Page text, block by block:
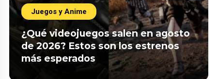
Juegos y Anime
¿Qué videojuegos salen en agosto
de 2026? Estos son los estrenos
más esperados